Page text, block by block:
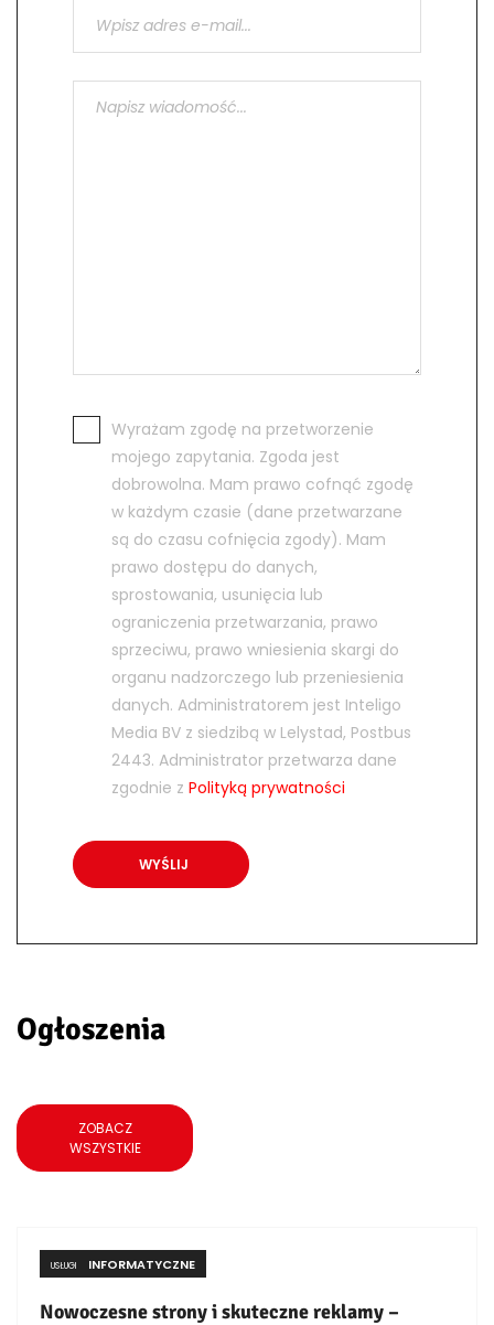
Wyrażam zgodę na przetworzenie
mojego zapytania. Zgoda jest
dobrowolna. Mam prawo cofnąć zgodę
w każdym czasie (dane przetwarzane
są do czasu cofnięcia zgody). Mam
prawo dostępu do danych,
sprostowania, usunięcia lub
ograniczenia przetwarzania, prawo
sprzeciwu, prawo wniesienia skargi do
organu nadzorczego lub przeniesienia
danych. Administratorem jest Inteligo
Media BV z siedzibą w Lelystad, Postbus
2443. Administrator przetwarza dane
zgodnie z Polityką prywatności
Ogłoszenia
ZOBACZ
WSZYSTKIE
USŁUGI INFORMATYCZNE
Nowoczesne strony i skuteczne reklamy –